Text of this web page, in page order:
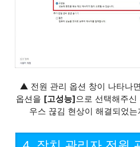
▲ 전원 관리 옵션 창이 나타나
옵션을 [고성능]으로 선택해주
우스 끊김 현상이 해결되었